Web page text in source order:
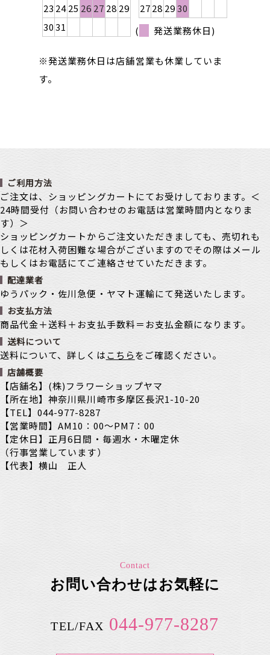
23 2425 26 27 28 29
30 31
2728 2930
(
発送業務休日)
※発送業務休日は店舗営業も休業していま
す。
ご利用方法
ご注文は、ショッピングカートにてお受けしております。＜
24時間受付（お問い合わせのお電話は営業時間内となりま
す）＞
ショッピングカートからご注文いただきましても、売切れも
しくは花材入荷困難な場合がございますのでその際はメール
もしくはお電話にてご連絡させていただきます。
配達業者
ゆうパック・佐川急便・ヤマト運輸にて発送いたします。
お支払方法
商品代金＋送料＋お支払手数料＝お支払金額になります。
送料について
送料について、詳しくはこちらをご確認ください。
店舗概要
【店舗名】(株)フラワーショップヤマ
【所在地】神奈川県川崎市多摩区長沢1-10-20
【TEL】044-977-8287
【営業時間】AM10：00～PM7：00
【定休日】正月6日間・毎週水・木曜定休
（行事営業しています）
【代表】横山 正人
Contact
お問い合わせはお気軽に
TEL/FAX 044-977-8287